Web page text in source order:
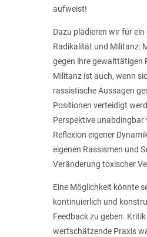
aufweist!
Dazu plädieren wir für
Radikalität und Militanz:
gegen ihre gewalttätigen
Militanz ist auch, wenn
rassistische Aussagen
Positionen verteidigt
Perspektive
Reflexion eigener
eigenen Rassismen und
Veränderung toxischer
Eine Möglichkeit könnte
kontinuierlich und
Feedback zu geben.
wertschätzende Praxis